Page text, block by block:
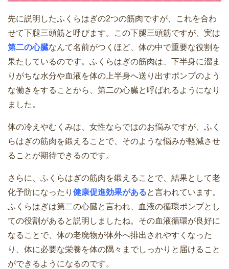
先に説明したふくらはぎの2つの筋肉ですが、これを合わ
せて下腿三頭筋と呼びます。この下腿三頭筋ですが、実は
第二の心臓なんて名前がつくほど、体の中で重要な役割を
果たしているのです。ふくらはぎの筋肉は、下半身に溜ま
りがちな水分や血液を体の上半身へ送り出すポンプのよう
な働きをすることから、第二の心臓と呼ばれるようになり
ました。
体の冷えやむくみは、女性ならではのお悩みですが、ふく
らはぎの筋肉を鍛えることで、そのような悩みが軽減させ
ることが期待できるのです。
さらに、ふくらはぎの筋肉を鍛えることで、結果として老
化予防になったり 健康促進効果があると言われています。
ふくらはぎは第二の心臓と言われ、血液の循環ポンプとし
ての役割があると説明しましたね。その血液循環が良好に
なることで、体の老廃物が体外へ排出されやすくなった
り、体に必要な栄養を体の隅々までしっかりと届けること
ができるようになるのです。